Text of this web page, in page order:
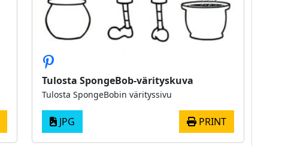
Tulosta SpongeBob-värityskuva
Tulosta SpongeBobin värityssivu
JPG PRINT